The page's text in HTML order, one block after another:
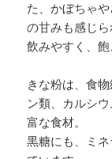
た、かぼちゃ
の甘みも感じ
飲みやすく、飽
きな粉は、食
ン類、カルシ
富な食材。
黒糖にも、ミ